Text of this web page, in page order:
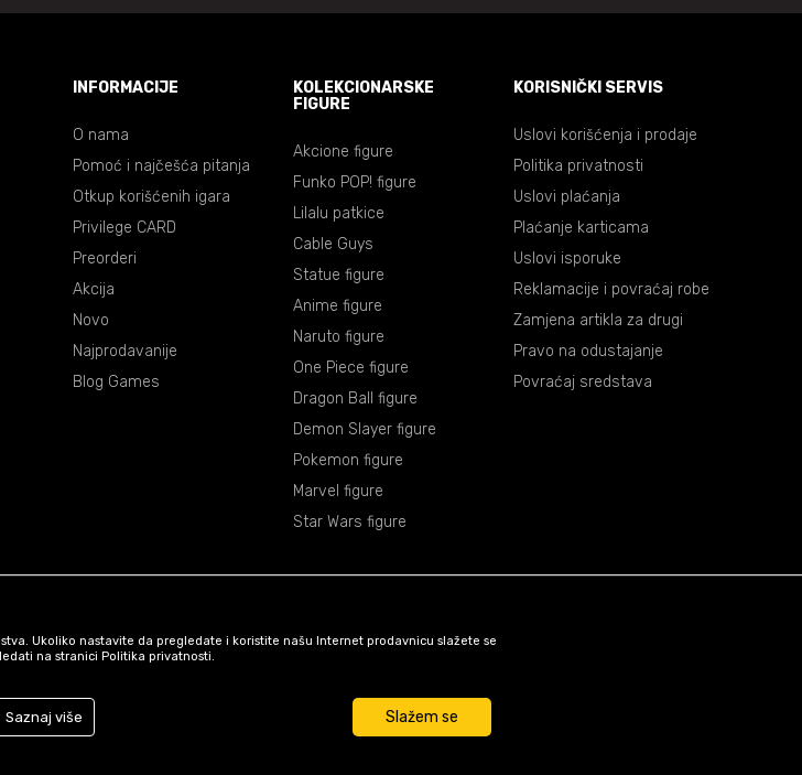
INFORMACIJE
O nama
Pomoć i najčešća pitanja
Otkup korišćenih igara
Privilege CARD
Preorderi
Akcija
Novo
Najprodavanije
Blog Games
KOLEKCIONARSKE
FIGURE
Akcione figure
Funko POP! figure
Lilalu patkice
Cable Guys
Statue figure
Anime figure
Naruto figure
One Piece figure
Dragon Ball figure
Demon Slayer figure
Pokemon figure
Marvel figure
Star Wars figure
KORISNIČKI SERVIS
Uslovi korišćenja i prodaje
Politika privatnosti
Uslovi plaćanja
Plaćanje karticama
Uslovi isporuke
Reklamacije i povraćaj robe
Zamjena artikla za drugi
Pravo na odustajanje
Povraćaj sredstava
korišćenja web shopa
Ukoliko nastavite da pregledate i koristite našu Internet prodavnicu slažete se
na stranici Politika privatnosti.
Saznaj više Slažem se